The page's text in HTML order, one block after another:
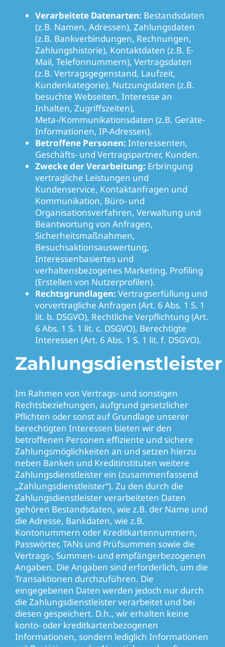
Verarbeitete Datenarten: Bestandsdaten
(z.B. Namen, Adressen), Zahlungsdaten
(z.B. Bankverbindungen, Rechnungen,
Zahlungshistorie), Kontaktdaten (z.B. E-
Mail, Telefonnummern), Vertragsdaten
(z.B. Vertragsgegenstand, Laufzeit,
Kundenkategorie), Nutzungsdaten (z.B.
besuchte Webseiten, Interesse an
Inhalten, Zugriffszeiten),
Meta-/Kommunikationsdaten (z.B. Geräte-
Informationen, IP-Adressen).
Betroffene Personen: Interessenten,
Geschäfts- und Vertragspartner, Kunden.
Zwecke der Verarbeitung: Erbringung
vertragliche Leistungen und
Kundenservice, Kontaktanfragen und
Kommunikation, Büro- und
Organisationsverfahren, Verwaltung und
Beantwortung von Anfragen,
Sicherheitsmaßnahmen,
Besuchsaktionsauswertung,
Interessenbasiertes und
verhaltensbezogenes Marketing, Profiling
(Erstellen von Nutzerprofilen).
Rechtsgrundlagen: Vertragserfüllung und
vorvertragliche Anfragen (Art. 6 Abs. 1 S. 1
lit. b. DSGVO), Rechtliche Verpflichtung (Art.
6 Abs. 1 S. 1 lit. c. DSGVO), Berechtigte
Interessen (Art. 6 Abs. 1 S. 1 lit. f. DSGVO).
Zahlungsdienstleister
Im Rahmen von Vertrags- und sonstigen
Rechtsbeziehungen, aufgrund gesetzlicher
Pflichten oder sonst auf Grundlage unserer
berechtigten Interessen bieten wir den
betroffenen Personen effiziente und sichere
Zahlungsmöglichkeiten an und setzen hierzu
neben Banken und Kreditinstituten weitere
Zahlungsdienstleister ein (zusammenfassend
„Zahlungsdienstleister“). Zu den durch die
Zahlungsdienstleister verarbeiteten Daten
gehören Bestandsdaten, wie z.B. der Name und
die Adresse, Bankdaten, wie z.B.
Kontonummern oder Kreditkartennummern,
Passwörter, TANs und Prüfsummen sowie die
Vertrags-, Summen- und empfängerbezogenen
Angaben. Die Angaben sind erforderlich, um die
Transaktionen durchzuführen. Die
eingegebenen Daten werden jedoch nur durch
die Zahlungsdienstleister verarbeitet und bei
diesen gespeichert. D.h., wir erhalten keine
konto- oder kreditkartenbezogenen
Informationen, sondern lediglich Informationen